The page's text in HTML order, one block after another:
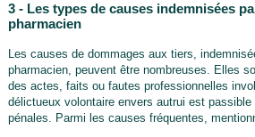
3 - Les types de causes indemnisées
pharmacien
Les causes de dommages aux tiers,
pharmacien, peuvent être nombreuses. Elles
des actes, faits ou fautes professionnelles
délictueux volontaire envers autrui est
pénales. Parmi les causes fréquentes,